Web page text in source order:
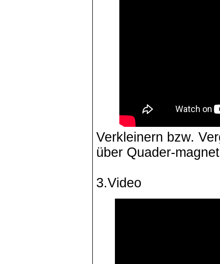
Verkleinern bzw.
über Quader-
3.Video